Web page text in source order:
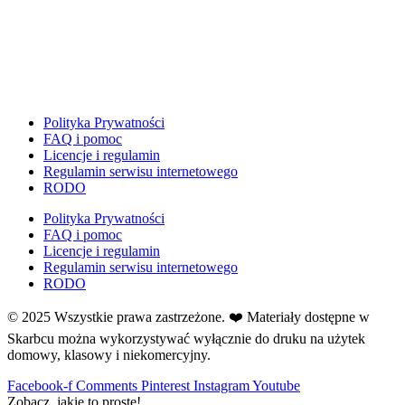
Fotobudka
Gazetki do druku
Girlandy na LATO
Grafomotoryka
Grinch
↳ Dopasuj i opowiedź
↳ Ja mam kto ma
↳ Labirynt podłogowy
↳ Puzzle
Polityka Prywatności
FAQ i pomoc
Licencje i regulamin
Regulamin serwisu internetowego
RODO
Polityka Prywatności
FAQ i pomoc
Licencje i regulamin
Regulamin serwisu internetowego
RODO
© 2025 Wszystkie prawa zastrzeżone. ❤️ Materiały dostępne w
Skarbcu można wykorzystywać wyłącznie do druku na użytek
domowy, klasowy i niekomercyjny.
Facebook-f Comments Pinterest InstagramYoutube
Zobacz, jakie to proste!